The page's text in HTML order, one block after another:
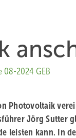
08-2024 GEB
Photovoltaik
Jörg Sutter
leisten kann. In